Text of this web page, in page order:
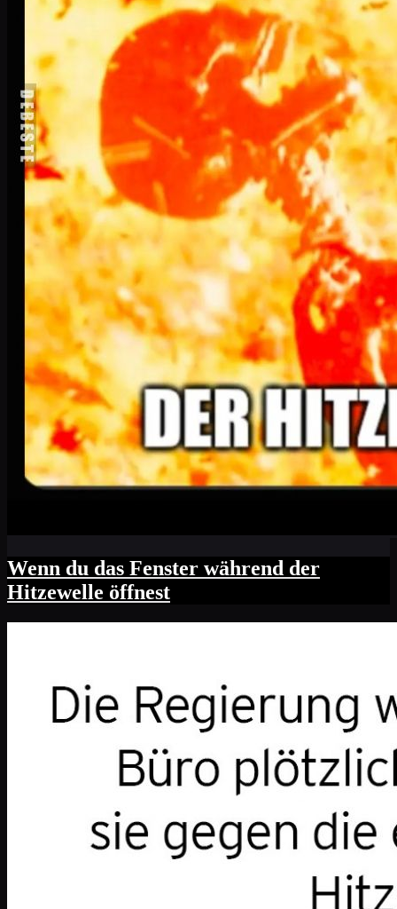
Wenn du das Fenster während der
Hitzewelle öffnest